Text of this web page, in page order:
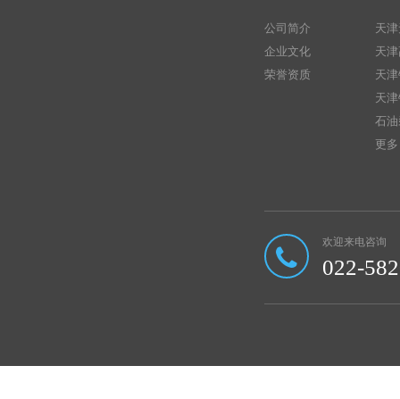
公司简介
企业文化
荣誉资质
天
天
天
天
石
更
欢迎来电咨询
022-